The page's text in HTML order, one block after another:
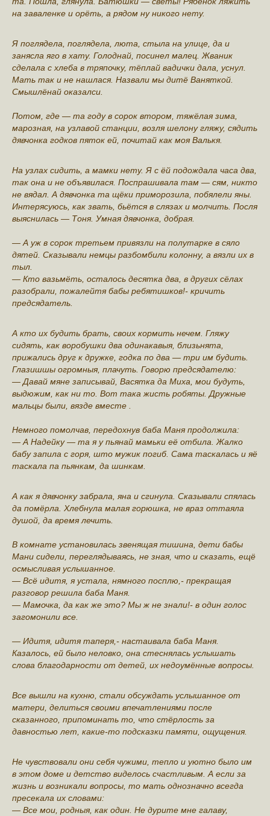
на заваленке и орёть, а рядом ну никого нету.
Я поглядела, поглядела, люта, стыла на улице, да и
занясла яго в хату. Голоднай, посинел малец. Жваник
сделала с хлеба в тряпочку, тёплай вадички дала, уснул.
Мать так и не нашлася. Назвали мы дитё Ваняткой.
Смышлёнай оказалси.
Потом, где — та году в сорок втором, тяжёлая зима,
марозная, на узлавой станции, возля шелону гляжу, сядить
дявчонка годков пяток ей, почитай как моя Валькя.
На узлах сидить, а мамки нету. Я с ёй подождала часа два,
так она и не объявилася. Поспрашивала там — сям, никто
не вядал. А дявчонка та щёки приморозила, побялели яны.
Интерясуюсь, как звать, бьётся в слязах и молчить. Посля
выяснилась — Тоня. Умная дявчонка, добрая.
— А уж в сорок третьем привязли на полутарке в сяло
дятей. Сказывали немцы разбомбили колонну, а вязли их в
тыл.
— Кто вазьмёть, осталось десятка два, в других сёлах
разобрали, пожалейтя бабы ребятишков!- кричить
предсядатель.
А кто их будить брать, своих кормить нечем. Гляжу
сидять, как воробушки два одинакавыя, близьнята,
прижались друг к дружке, годка по два — три им будить.
Глазишшы огромныя, плачуть. Говорю предсядателю:
— Давай мяне записывай, Васятка да Миха, мои будуть,
выдюжим, как ни то. Вот така жисть робяты. Дружные
мальцы были, вязде вместе .
Немного помолчав, передохнув баба Маня продолжила:
— А Надейку — та я у пьянай мамьки её отбила. Жалко
бабу запила с горя, што мужик погиб. Сама таскалась и яё
таскала па пьянкам, да шинкам.
А как я дявчонку забрала, яна и сгинула. Сказывали спялась
да помёрла. Хлебнула малая горюшка, не враз оттаяла
душой, да время лечить.
В комнате установилась звенящая тишина, дети бабы
Мани сидели, переглядываясь, не зная, что и сказать, ещё
осмысливая услышанное.
— Всё идитя, я устала, нямного посплю,- прекращая
разговор решила баба Маня.
— Мамочка, да как же это? Мы ж не знали!- в один голос
загомонили все.
— Идитя, идитя таперя,- настаивала баба Маня.
Казалось, ей было неловко, она стеснялась услышать
слова благодарности от детей, их недоумённые вопросы.
Все вышли на кухню, стали обсуждать услышанное от
матери, делиться своими впечатлениями после
сказанного, припоминать то, что стёрлость за
давностью лет, какие-то подсказки памяти, ощущения.
Не чувствовали они себя чужими, тепло и уютно было им
в этом доме и детство виделось счастливым. А если за
жизнь и возникали вопросы, то мать однозначно всегда
пресекала их словами:
— Все мои, родныя, как один. Не дурите мне галаву,